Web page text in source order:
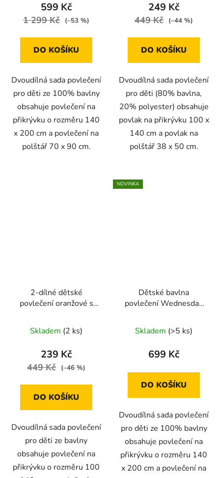
599 Kč
1 299 Kč (–53 %)
DO KOŠÍKU
Dvoudílná sada povlečení
pro děti ze 100% bavlny
obsahuje povlečení na
přikrývku o rozměru 140
x 200 cm a povlečení na
polštář 70 x 90 cm.
249 Kč
449 Kč (–44 %)
DO KOŠÍKU
Dvoudílná sada povlečení
pro děti (80% bavlna,
20% polyester) obsahuje
povlak na přikrývku 100 x
140 cm a povlak na
polštář 38 x 50 cm.
2-dílné dětské
povlečení oranžové s
pro jednu postel
Skladem (2 ks)
239 Kč
449 Kč (–46 %)
DO KOŠÍKU
Dvoudílná sada povlečení
pro děti ze bavlny
obsahuje povlečení na
přikrývku o rozměru 100
NOVINKA
Dětské bavlna
povlečení Wednesday
+70x90cm
Skladem (>5 ks)
699 Kč
DO KOŠÍKU
Dvoudílná sada povlečení
pro děti ze 100% bavlny
obsahuje povlečení na
přikrývku o rozměru 140
x 200 cm a povlečení na